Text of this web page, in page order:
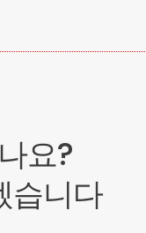
요?
습니다